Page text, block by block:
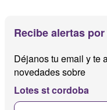
Recibe alertas
Déjanos tu email y te
novedades sobre
Lotes st cordoba